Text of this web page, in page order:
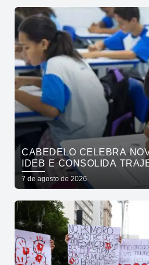
CABEDELO CELEBRA
IDEB E CONSOLIDA
CRESCIMENTO NA
7 de agosto de 2026